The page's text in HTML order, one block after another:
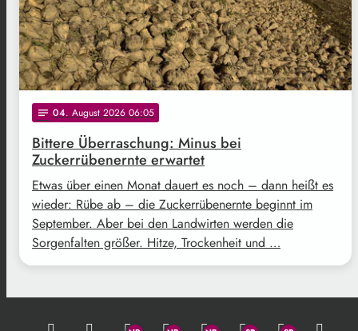
notes 04. August 2026 06:05
Bittere Überraschung: Minus bei
Zuckerrübenernte erwartet
Etwas über einen Monat dauert es noch – dann heißt es
wieder: Rübe ab – die Zuckerrübenernte beginnt im
September. Aber bei den Landwirten werden die
Sorgenfalten größer. Hitze, Trockenheit und …